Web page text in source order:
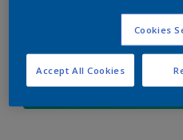
20L
Agregar a la
Cookies
Accept All Cookies